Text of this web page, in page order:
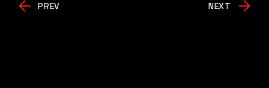
PREV NEXT